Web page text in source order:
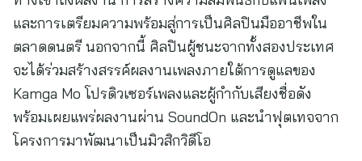
และการเตรียมความพร้อมสู่การเป็นศิลปินมืออาชีพใน
ตลาดดนตรี นอกจากนี้ ศิลปินผู้ชนะจากทั้งสองประเทศ
จะได้ร่วมสร้างสรรค์ผลงานเพลงภายใต้การดูแลของ
Kamga Mo โปรดิวเซอร์เพลงและผู้กำกับเสียงชื่อดัง
พร้อมเผยแพร่ผลงานผ่าน SoundOn และนำฟุตเทจจาก
โครงการมาพัฒนาเป็นมิวสิกวิดีโอ